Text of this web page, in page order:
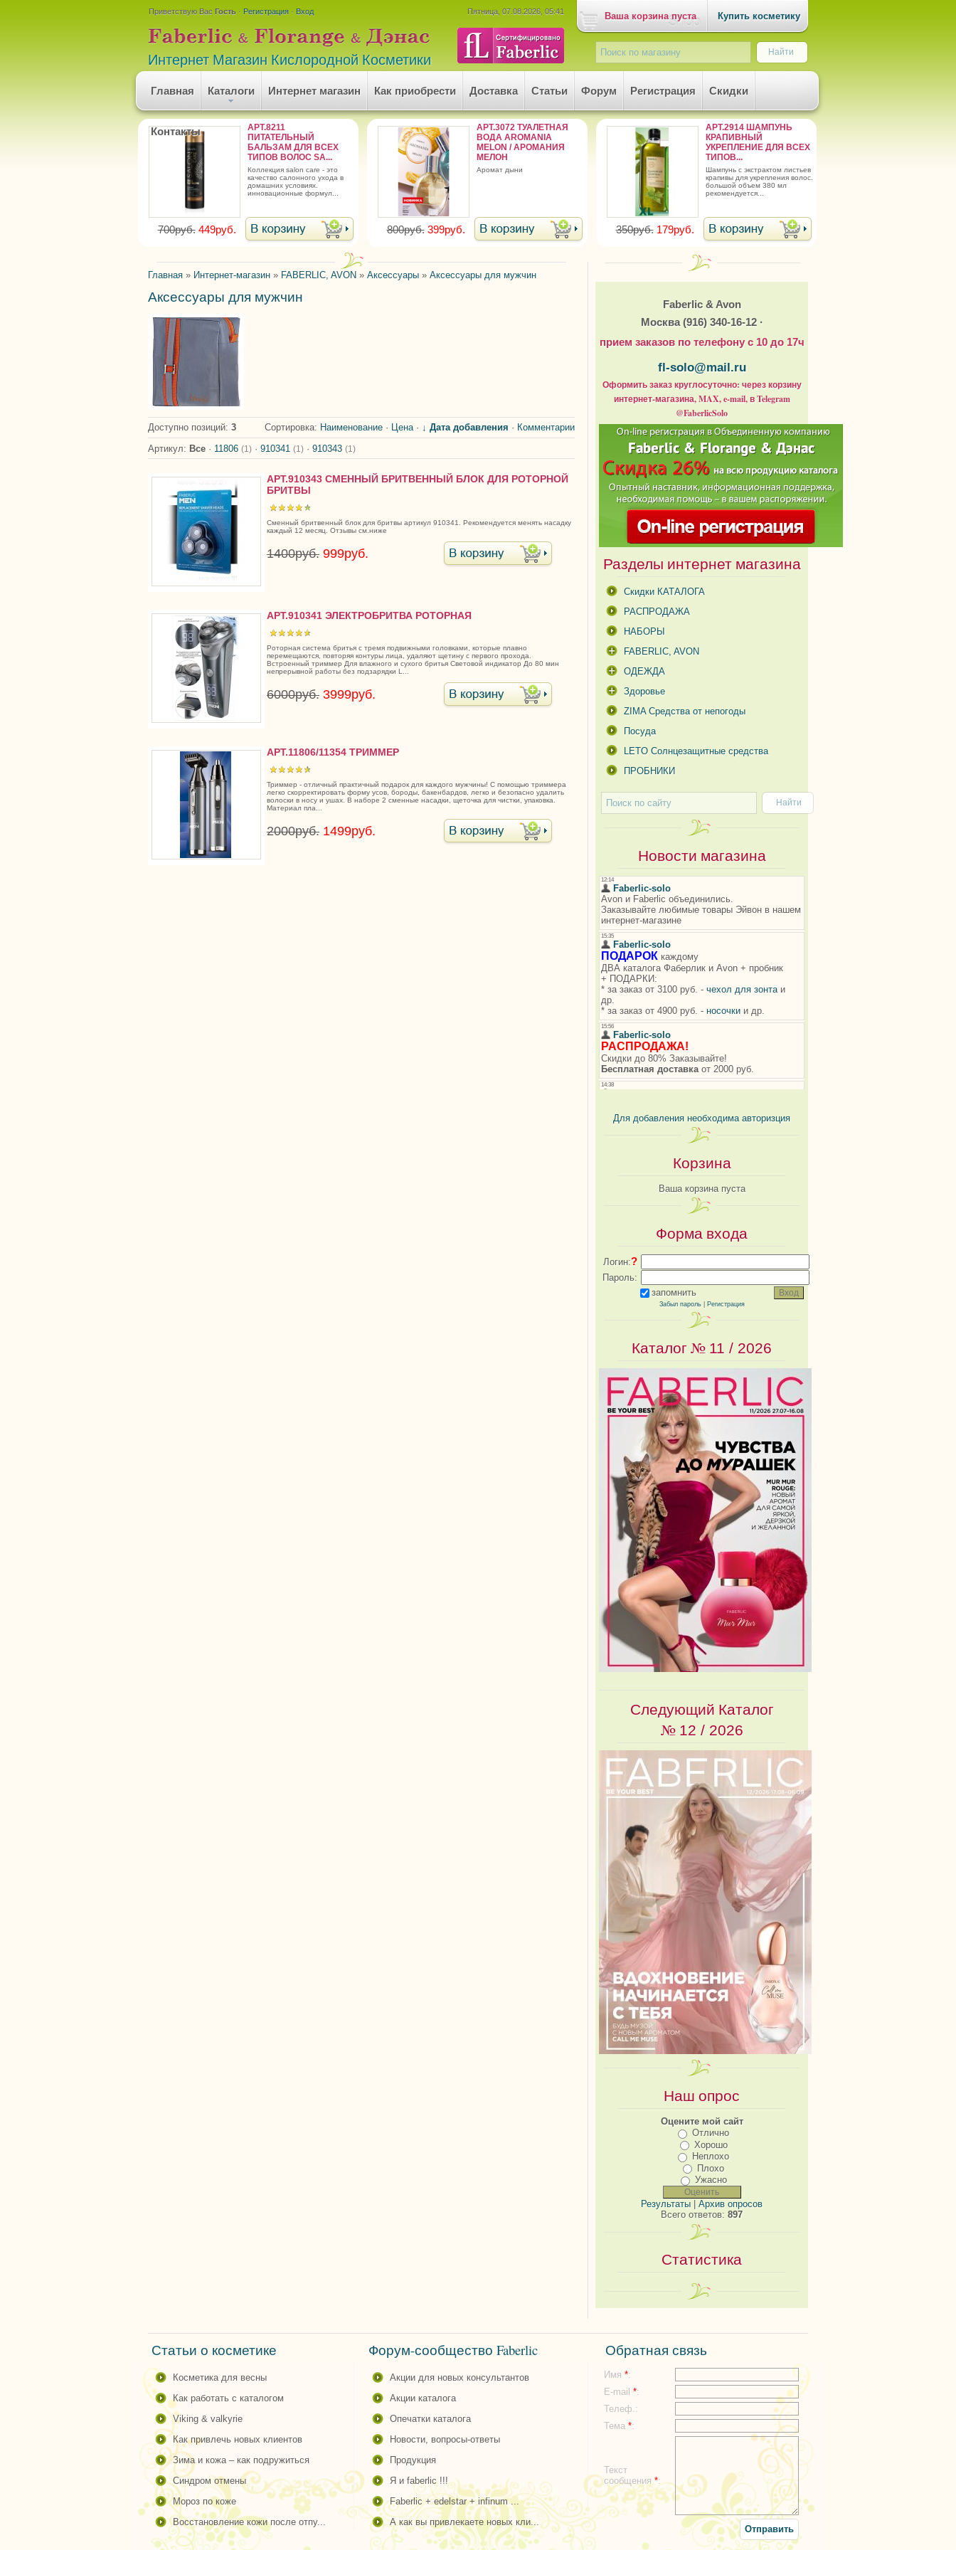
Пятница, 07.08.2026, 05:41
Приветствую Вас Гость · Регистрация · Вход
Интернет Магазин Кислородной Косметики
Главная Каталоги Интернет магазин Как приобрести Доставка Статьи Форум Регистрация Скидки
Контакты
АРТ.8211
ПИТАТЕЛЬНЫЙ
БАЛЬЗАМ ДЛЯ ВСЕХ
ТИПОВ ВОЛОС SA...
коллекция salon care - это
качество салонного ухода в
домашних условиях.
инновационные формул...
700руб. 449руб.
АРТ.3072 ТУАЛЕТНАЯ
ВОДА AROMANIA
MELON / АРОМАНИЯ
МЕЛОН
аромат дыни
800руб. 399руб.
АРТ.2914 ШАМПУНЬ
КРАПИВНЫЙ
УКРЕПЛЕНИЕ ДЛЯ ВСЕХ
ТИПОВ...
шампунь с экстрактом листьев
крапивы для укрепления волос.
большой объем 380 мл
рекомендуется...
350руб. 179руб.
Главная » Интернет-магазин » FABERLIC, AVON » Аксессуары » Аксессуары для мужчин
Аксессуары для мужчин
Доступно позиций: 3 Сортировка: Наименование · Цена· ↓ Дата добавления · Комментарии
Артикул: Все · 11806 (1) · 910341 (1) · 910343 (1)
АРТ.910343 СМЕННЫЙ БРИТВЕННЫЙ БЛОК ДЛЯ РОТОРНОЙ
БРИТВЫ
Сменный бритвенный блок для бритвы артикул 910341. Рекомендуется менять насадку
каждый 12 месяц. Отзывы см.ниже
1400руб. 999руб.
АРТ.910341 ЭЛЕКТРОБРИТВА РОТОРНАЯ
Роторная система бритья с тремя подвижными головками, которые плавно
перемещаются, повторяя контуры лица, удаляют щетину с первого прохода.
Встроенный триммер Для влажного и сухого бритья Световой индикатор До 80 мин
непрерывной работы без подзарядки L...
6000руб. 3999руб.
АРТ.11806/11354 ТРИММЕР
Триммер - отличный практичный подарок для каждого мужчины! С помощью триммера
легко скорректировать форму усов, бороды, бакенбардов, легко и безопасно удалить
волоски в носу и ушах. В наборе 2 сменные насадки, щеточка для чистки, упаковка.
Материал пла...
2000руб. 1499руб.
Faberlic & Avon
Москва (916) 340-16-12 ·
прием заказов по телефону с 10 до 17ч
fl-solo@mail.ru
Оформить заказ круглосуточно: через корзину
интернет-магазина, MAX, e-mail, в Telegram
@FaberlicSolo
Разделы интернет магазина
Скидки КАТАЛОГА
РАСПРОДАЖА
НАБОРЫ
FABERLIC, AVON
ОДЕЖДА
Здоровье
ZIMA Средства от непогоды
Посуда
LETO Солнцезащитные средства
ПРОБНИКИ
Новости магазина
Для добавления необходима авторизция
Корзина
Ваша корзина пуста Купить косметику
Ваша корзина пуста
Форма входа
Логин:?
Пароль:
запомнить
Забыл пароль| Регистрация
Каталог № 11 / 2026
Следующий Каталог
№ 12 / 2026
Наш опрос
Оцените мой сайт
Отлично
Хорошо
Неплохо
Плохо
Ужасно
Результаты | Архив опросов
Всего ответов: 897
Статистика
Статьи о косметике
косметика для весны
как работать с каталогом
viking & valkyrie
как привлечь новых клиентов
зима и кожа – как подружиться
синдром отмены
мороз по коже
восстановление кожи после отпу...
Форум-сообщество Faberlic
акции для новых консультантов
акции каталога
опечатки каталога
новости, вопросы-ответы
продукция
я и faberlic !!!
faberlic + edelstar + infinum ...
а как вы привлекаете новых кли...
Обратная связь
Имя *:
E-mail *:
Телеф.:
Тема *:
Текст
сообщения *: